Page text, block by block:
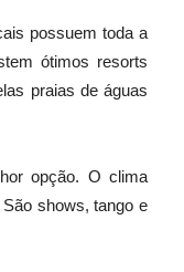
possuem toda a
ótimos resorts
praias de águas
opção. O clima
shows, tango e